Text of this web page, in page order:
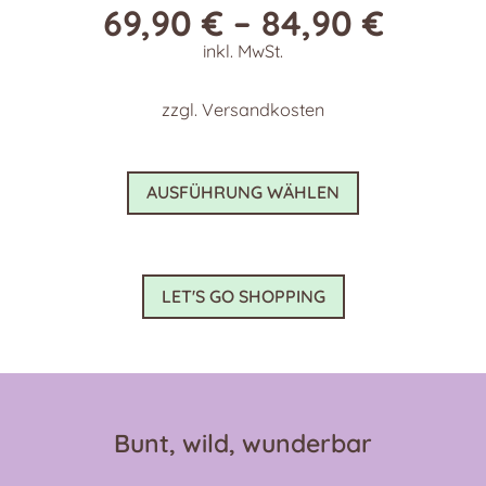
69,90€ – 84,90€
inkl. MwSt.
zzgl. Versandkosten
AUSFÜHRUNG WÄHLEN
Dieses
weist
der
LET'S GO SHOPPING
Bunt, wild, wunderbar